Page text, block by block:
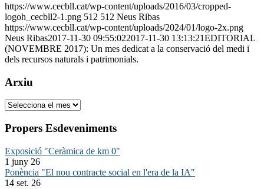
https://www.cecbll.cat/wp-content/uploads/2016/03/cropped-
logoh_cecbll2-1.png 512 512 Neus Ribas
https://www.cecbll.cat/wp-content/uploads/2024/01/logo-2x.png
Neus Ribas2017-11-30 09:55:022017-11-30 13:13:21EDITORIAL
(NOVEMBRE 2017): Un mes dedicat a la conservació del medi i
dels recursos naturals i patrimonials.
Arxiu
Arxiu
Propers Esdeveniments
Exposició "Ceràmica de km 0"
1 juny 26
Ponència "El nou contracte social en l'era de la IA"
14 set. 26